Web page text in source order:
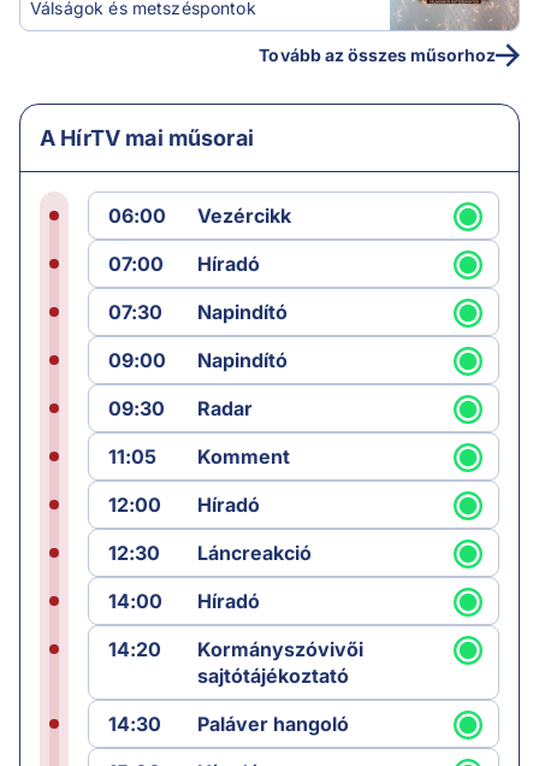
Válságok és metszéspontok
Tovább az összes műsorhoz
A HírTV mai műsorai
06:00
Vezércikk
07:00
Híradó
07:30
Napindító
09:00
Napindító
09:30
Radar
11:05
Komment
12:00
Híradó
12:30
Láncreakció
14:00
Híradó
14:20
Kormányszóvivői
sajtótájékoztató
14:30
Paláver hangoló